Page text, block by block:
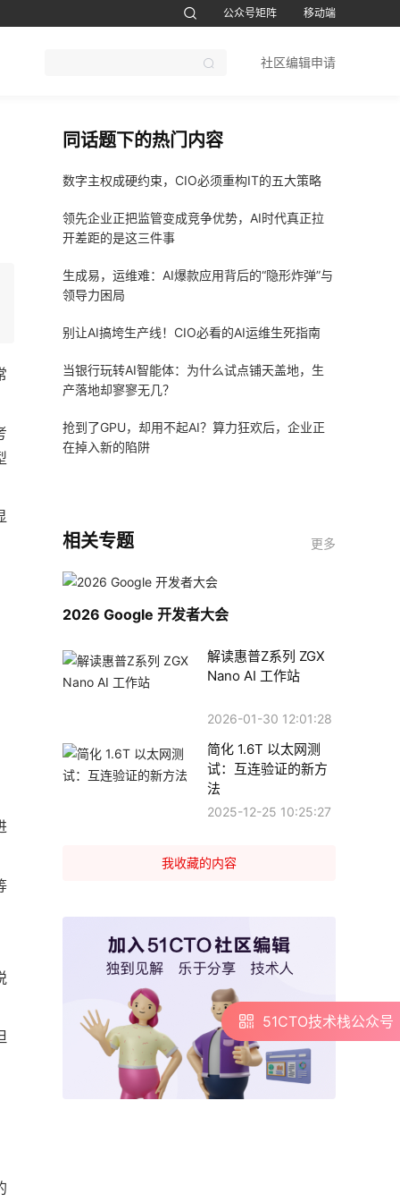
公众号矩阵
移动端
社区编辑申请
同话题下的热门内容
数字主权成硬约束，CIO必须重构IT的五大策略
领先企业正把监管变成竞争优势，AI时代真正拉
开差距的是这三件事
生成易，运维难：AI爆款应用背后的“隐形炸弹”与
领导力困局
别让AI搞垮生产线！CIO必看的AI运维生死指南
当银行玩转AI智能体：为什么试点铺天盖地，生
产落地却寥寥无几？
抢到了GPU，却用不起AI？算力狂欢后，企业正
在掉入新的陷阱
相关专题 更多
2026 Google 开发者大会
解读惠普Z系列 ZGX
Nano AI 工作站
2026-01-30 12:01:28
简化 1.6T 以太网测
试：互连验证的新方
法
2025-12-25 10:25:27
我收藏的内容
51CTO技术栈公众号
51CTO技术栈公众号